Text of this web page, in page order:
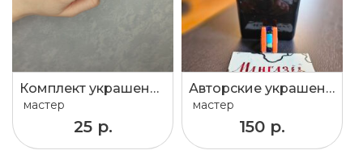
Комплект украшений
мастер
25 р.
Авторские украшения из стекла
мастер
150 р.